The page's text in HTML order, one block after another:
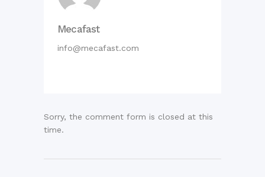
Mecafast
info@mecafast.com
Sorry, the comment form is closed at this
time.